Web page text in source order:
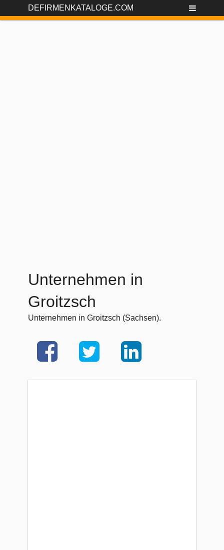
DEFIRMENKATALOGE.COM
Unternehmen in
Groitzsch
Unternehmen in Groitzsch (Sachsen).